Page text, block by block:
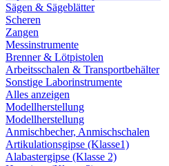
Sägen & Sägeblätter
Scheren
Zangen
Messinstrumente
Brenner & Lötpistolen
Arbeitsschalen & Transportbehälter
Sonstige Laborinstrumente
Alles anzeigen
Modellherstellung
Modellherstellung
Anmischbecher, Anmischschalen
Artikulationsgipse (Klasse1)
Alabastergipse (Klasse 2)